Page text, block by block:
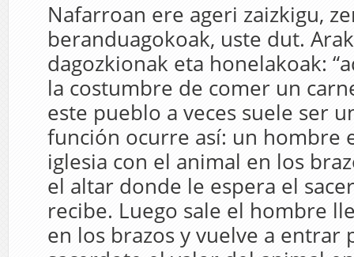
Nafarroan ere ageri zaizkigu,
beranduagokoak, uste dut.
dagozkionak eta honelakoak:
la costumbre de comer un
este pueblo a veces suele ser
función ocurre así: un hombre
iglesia con el animal en los
el altar donde le espera el
recibe. Luego sale el hombre
en los brazos y vuelve a entrar